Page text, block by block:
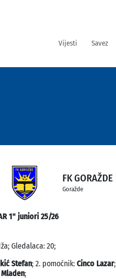
Vijesti Savez
FK GORAŽDE
Goražde
1" juniori 25/26
Gledalaca: 20;
Stefan; 2. pomoćnik: Cinco Lazar;
;